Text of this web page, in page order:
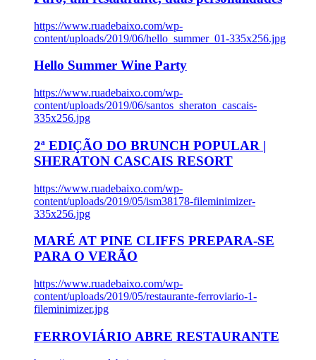
https://www.ruadebaixo.com/wp-
content/uploads/2019/06/hello_summer_01-335x256.jpg
Hello Summer Wine Party
https://www.ruadebaixo.com/wp-
content/uploads/2019/06/santos_sheraton_cascais-
335x256.jpg
2ª EDIÇÃO DO BRUNCH POPULAR |
SHERATON CASCAIS RESORT
https://www.ruadebaixo.com/wp-
content/uploads/2019/05/ism38178-fileminimizer-
335x256.jpg
MARÉ AT PINE CLIFFS PREPARA-SE
PARA O VERÃO
https://www.ruadebaixo.com/wp-
content/uploads/2019/05/restaurante-ferroviario-1-
fileminimizer.jpg
FERROVIÁRIO ABRE RESTAURANTE